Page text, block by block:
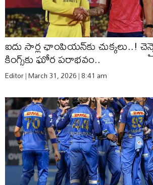
ఐదు సార్ల ఛాంపియన్‌కు చుక్కలు..!
కింగ్స్‌కు ఘోర పరాభవం..
Editor March 31, 2026 8:41 am